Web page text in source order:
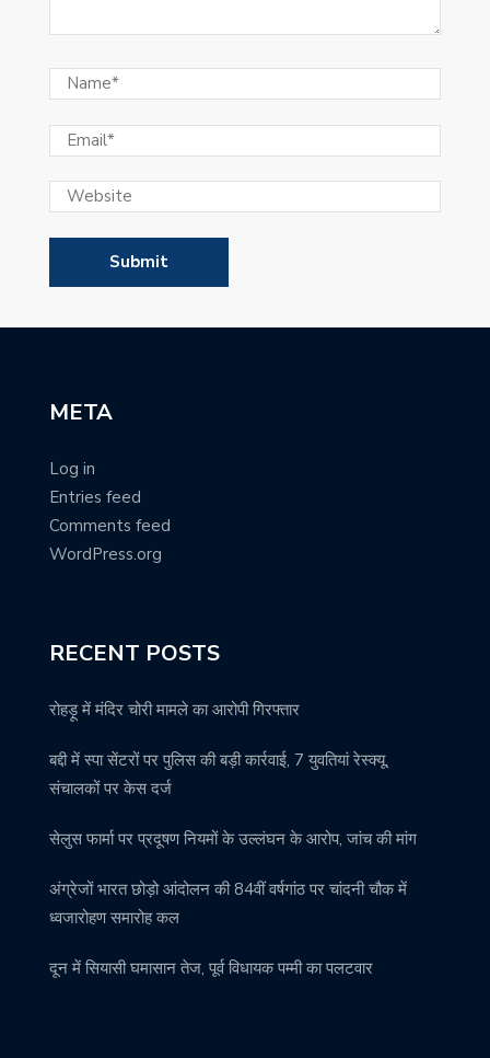
META
Log in
Entries feed
Comments feed
WordPress.org
RECENT POSTS
रोहड़ू में मंदिर चोरी मामले का आरोपी गिरफ्तार
बद्दी में स्पा सेंटरों पर पुलिस की बड़ी कार्रवाई, 7 युवतियां रेस्क्यू,
संचालकों पर केस दर्ज
सेलुस फार्मा पर प्रदूषण नियमों के उल्लंघन के आरोप, जांच की मांग
अंग्रेजों भारत छोड़ो आंदोलन की 84वीं वर्षगांठ पर चांदनी चौक में
ध्वजारोहण समारोह कल
दून में सियासी घमासान तेज, पूर्व विधायक पम्मी का पलटवार